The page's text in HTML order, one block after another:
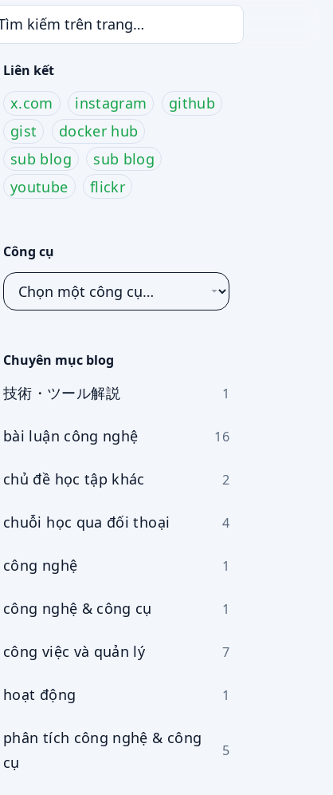
Liên kết
x.com instagram
github
gist
docker hub
sub blog
sub blog
youtube
flickr
Công cụ
Chọn
một
cụ
Chuyên mục blog
技術・ツール解説 1
bài luận công nghệ 16
chủ đề học tập khác 2
chuỗi học qua đối thoại 4
công nghệ 1
công nghệ & công cụ 1
công việc và quản lý 7
hoạt động 1
phân tích công nghệ & công
cụ
5